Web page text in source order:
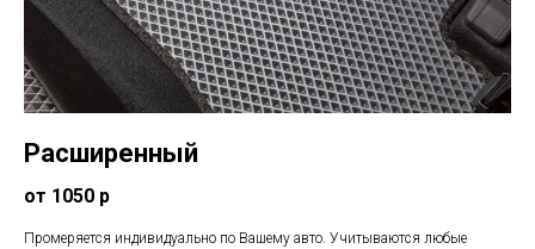
Расширенный
от 1050 р
Промеряется индивидуально по Вашему авто. Учитываются любые